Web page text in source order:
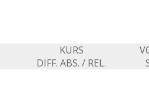
KURS
DIFF. ABS. / REL.